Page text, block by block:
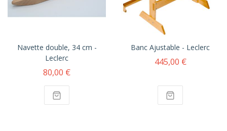
Navette double, 34 cm -
Leclerc
80,00 €
Banc Ajustable - Leclerc
445,00 €